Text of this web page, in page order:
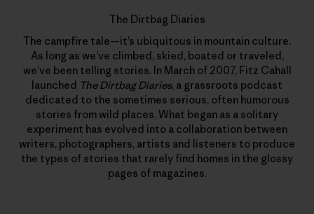
The Dirtbag Diaries
The campfire tale—it’s ubiquitous in mountain culture.
As long as we’ve climbed, skied, boated or traveled,
we’ve been telling stories. In March of 2007, Fitz Cahall
launched The Dirtbag Diaries, a grassroots podcast
dedicated to the sometimes serious, often humorous
stories from wild places. What began as a solitary
experiment has evolved into a collaboration between
writers, photographers, artists and listeners to produce
the types of stories that rarely find homes in the glossy
pages of magazines.